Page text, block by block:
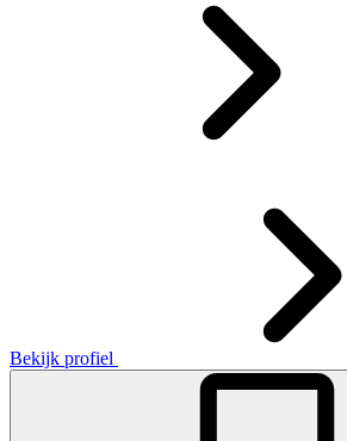
Bekijk profiel